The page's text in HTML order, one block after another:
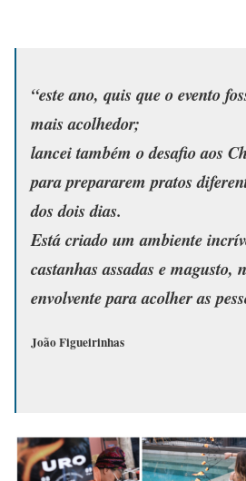
“este ano, quis que o evento
mais acolhedor;
lancei também o desafio aos
para prepararem pratos
dos dois dias.
Está criado um ambiente
castanhas assadas e magusto,
envolvente para acolher as
João Figueirinhas